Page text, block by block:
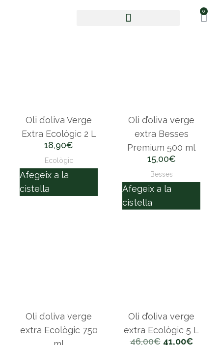
0
Oli d’oliva Verge
Extra Ecològic 2 L
18,90€
Ecològic
Afegeix a la
cistella
Oli d’oliva verge
extra Besses
Premium 500 ml
15,00€
Besses
Afegeix a la
cistella
Oli d’oliva verge
extra Ecològic 750
Oli d’oliva verge
extra Ecològic 5 L
46,00€ 41,00€